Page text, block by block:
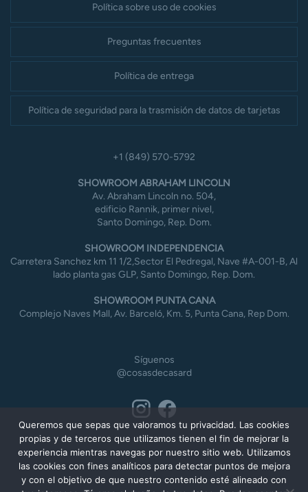
Política sobre uso de cookies
Preguntas frecuentes
Política de entrega
Política de seguridad para la trasmisión de datos de tarjetas
+1 (849) 570-5792
SHOWROOM ABRAHAM LINCOLN
Av. Abraham Lincoln no. 504,
edificio Rannik, primer nivel,
Santo Domingo, Rep. Dom.
SHOWROOM INDEPENDENCIA
Carretera Sanchez km 11 1/2,Sector El Pedregal, Nave #A-001-B, Al
lado planta gas GLP, Santo Domingo, Rep. Dom.
SHOWROOM PUNTA CANA
Complejo Naves Mall, Av. Barceló, Km. 5, Punta Cana, Rep Dom.
Síguenos
@cosasdecasard
Queremos que sepas que valoramos tu privacidad. Las cookies
propias y de terceros que utilizamos tienen el fin de mejorar la
experiencia mientras navegas por nuestro sitio web. Utilizamos
las cookies con fines analíticos para detectar puntos de mejora
y con el objetivo de que nuestro contenido esté alineado con